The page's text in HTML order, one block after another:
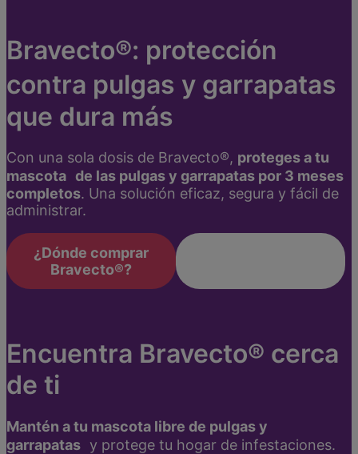
Bravecto®: protección
contra pulgas y garrapatas
que dura más
Con una sola dosis de Bravecto®, proteges a tu
mascota de las pulgas y garrapatas por 3 meses
completos. Una solución eficaz, segura y fácil de
administrar.
¿Dónde comprar
Bravecto®?
Encuentra Bravecto® cerca
de ti
Mantén a tu mascota libre de pulgas y
garrapatas y protege tu hogar de infestaciones.